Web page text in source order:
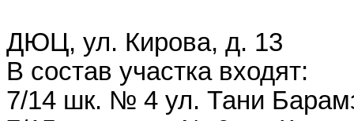
ДЮЦ, ул. Кирова, д. 13
В состав участка входят:
7/14 шк. № 4 ул. Тани